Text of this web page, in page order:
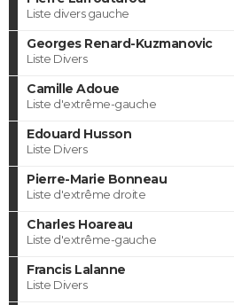
Liste divers gauche
Georges Renard-Kuzmanovic
Liste Divers
Camille Adoue
Liste d'extrême-gauche
Edouard Husson
Liste Divers
Pierre-Marie Bonneau
Liste d'extrême droite
Charles Hoareau
Liste d'extrême-gauche
Francis Lalanne
Liste Divers